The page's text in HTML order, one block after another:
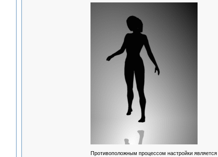
Противоположным процессом настройки